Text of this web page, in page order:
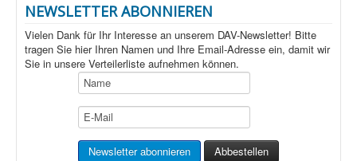
NEWSLETTER ABONNIEREN
Vielen Dank für Ihr Interesse an unserem DAV-Newsletter! Bitte
tragen Sie hier Ihren Namen und Ihre Email-Adresse ein, damit wir
Sie in unsere Verteilerliste aufnehmen können.